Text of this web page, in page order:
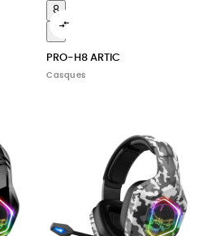
8

PRO-H8 ARTIC
Casques